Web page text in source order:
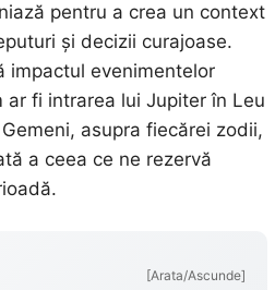
pentru a crea un context
și decizii curajoase.
impactul evenimentelor
ar fi intrarea lui Jupiter în Leu
asupra fiecărei zodii,
a ceea ce ne rezervă
[Arata/Ascunde]